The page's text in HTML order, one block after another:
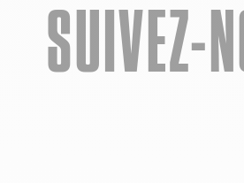
SUIVEZ-